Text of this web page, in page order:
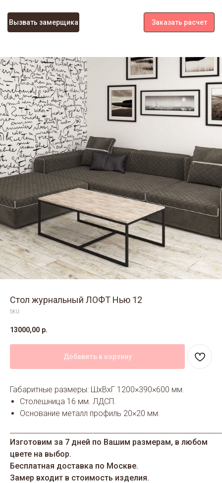
Заказать расчет
Вызвать замерщика
Стол журнальный ЛОФТ Нью 12
SKU:
13000,00 р.
Добавить в корзину
Габаритные размеры: ШхВхГ 1200×390×600 мм.
Столешница 16 мм. ЛДСП.
Основание металл профиль 20×20 мм.
Изготовим за 7 дней по Вашим размерам, в любом
цвете на выбор.
Бесплатная доставка по Москве.
Замер входит в стоимость изделия.